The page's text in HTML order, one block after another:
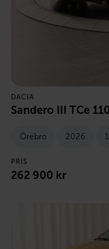
DACIA
Sandero III TCe
Örebro 2026
PRIS
262 900 kr